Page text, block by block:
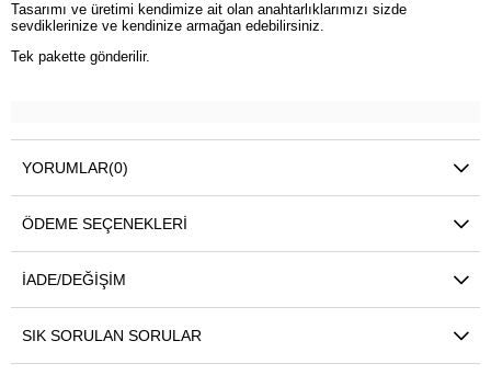
Tasarımı ve üretimi kendimize ait olan anahtarlıklarımızı sizde
sevdiklerinize ve kendinize armağan edebilirsiniz.
Tek pakette gönderilir.
YORUMLAR(0)
ÖDEME SEÇENEKLERI
İADE/DEĞIŞIM
SIK SORULAN SORULAR